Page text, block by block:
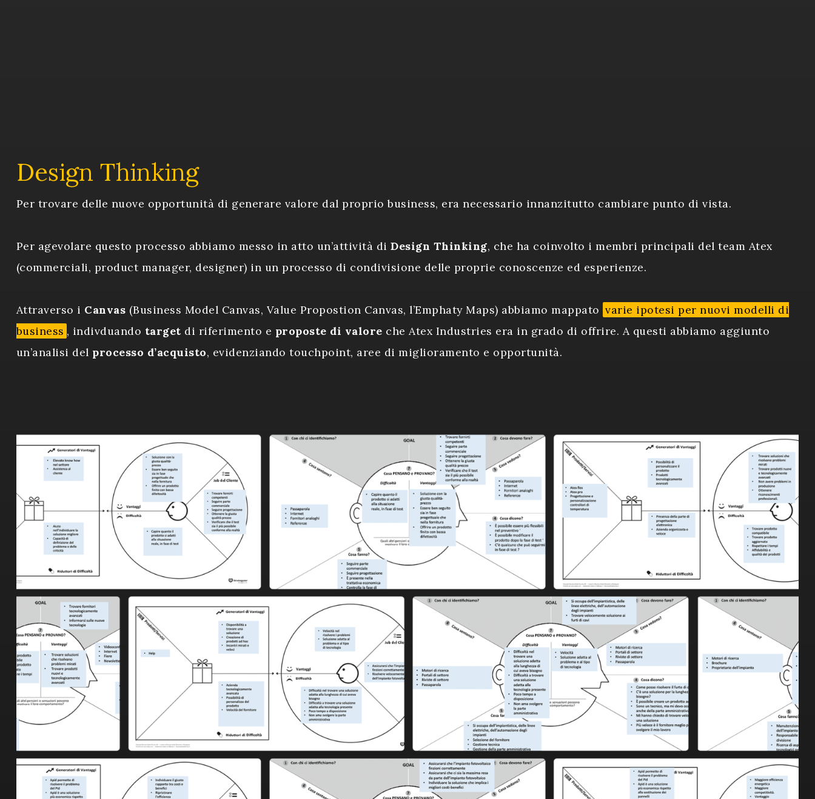
Design Thinking
Per trovare delle nuove opportunità di generare valore dal proprio business, era necessario innanzitutto cambiare punto di vista.
Per agevolare questo processo abbiamo messo in atto un’attività diDesign Thinking, che ha coinvolto i membri principali del team Atex
(commerciali, product manager, designer) in un processo di condivisione delle proprie conoscenze ed esperienze.
Attraverso i Canvas (Business Model Canvas, Value Propostion Canvas, l’Emphaty Maps) abbiamo mappato varie ipotesi per nuovi modelli di
business , indivduando target di riferimento e proposte di valore che Atex Industries era in grado di offrire. A questi abbiamo aggiunto
un’analisi del processo d’acquisto, evidenziando touchpoint, aree di miglioramento e opportunità.